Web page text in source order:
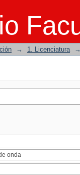
→ 1. Licenciatura